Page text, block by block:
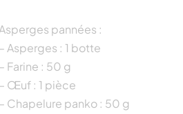
Asperges pannées :
– Asperges : 1 botte
– Farine : 50 g
– Œuf : 1 pièce
– Chapelure panko : 50 g